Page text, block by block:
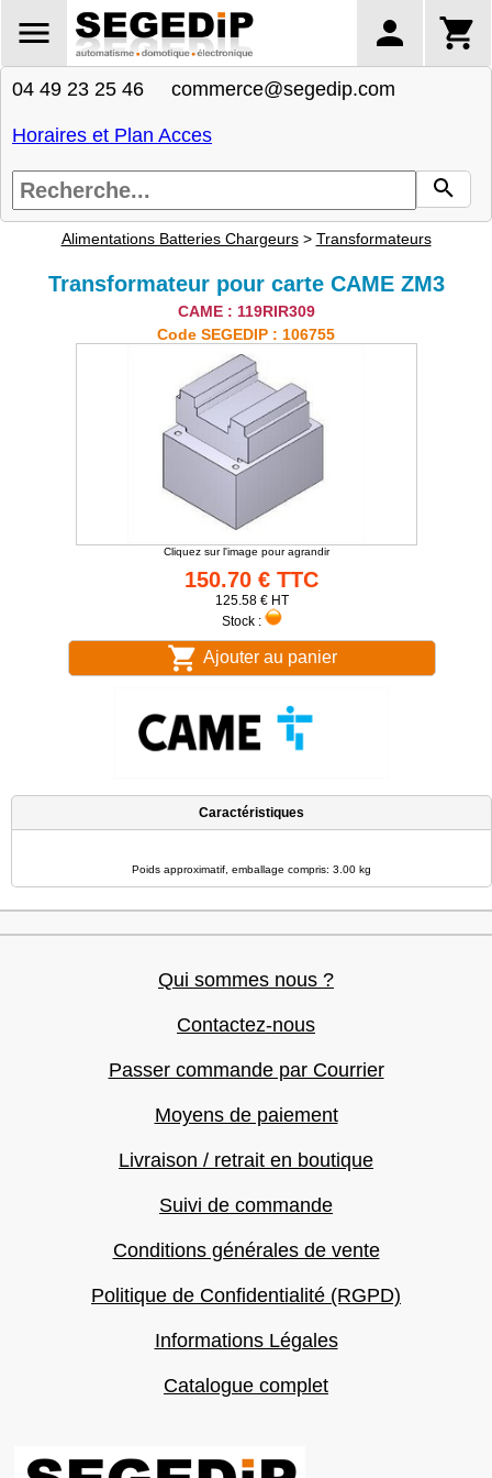
04 49 23 25 46 commerce@segedip.com
Horaires et Plan Acces
Alimentations Batteries Chargeurs> Transformateurs
Transformateur pour carte CAME ZM3
CAME : 119RIR309
Code SEGEDIP : 106755
Cliquez sur l'image pour agrandir
150.70 € TTC
125.58 € HT
Stock :
Ajouter au panier
Caractéristiques
Poids approximatif, emballage compris: 3.00 kg
Qui sommes nous ?
Contactez-nous
Passer commande par Courrier
Moyens de paiement
Livraison / retrait en boutique
Suivi de commande
Conditions générales de vente
Politique de Confidentialité (RGPD)
Informations Légales
Catalogue complet